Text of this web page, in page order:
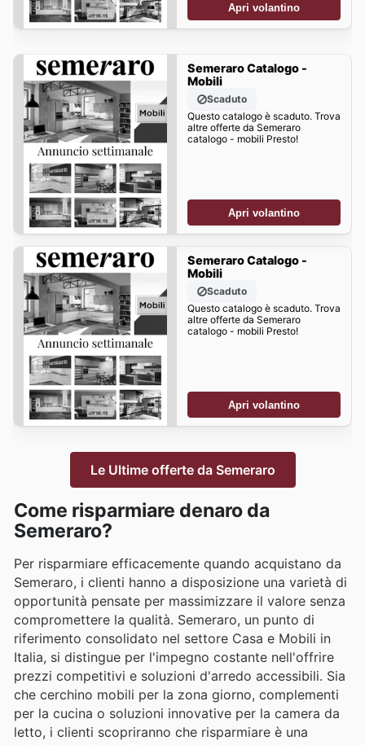
Apri volantino
Semeraro Catalogo -
Mobili
Scaduto
Questo catalogo è scaduto. Trova
altre offerte da Semeraro
catalogo - mobili Presto!
Apri volantino
Semeraro Catalogo -
Mobili
Scaduto
Questo catalogo è scaduto. Trova
altre offerte da Semeraro
catalogo - mobili Presto!
Apri volantino
Le Ultime offerte da Semeraro
Come risparmiare denaro da
Semeraro?
Per risparmiare efficacemente quando acquistano da
Semeraro, i clienti hanno a disposizione una varietà di
opportunità pensate per massimizzare il valore senza
compromettere la qualità. Semeraro, un punto di
riferimento consolidato nel settore Casa e Mobili in
Italia, si distingue per l'impegno costante nell'offrire
prezzi competitivi e soluzioni d'arredo accessibili. Sia
che cerchino mobili per la zona giorno, complementi
per la cucina o soluzioni innovative per la camera da
letto, i clienti scopriranno che risparmiare è una